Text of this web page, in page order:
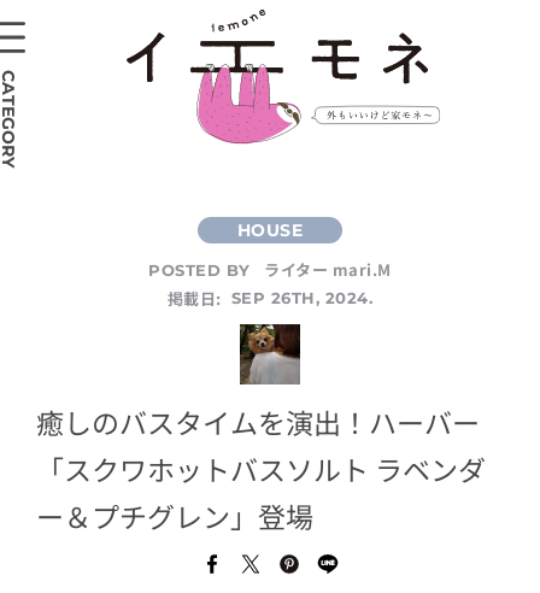
POSTED BY
ライター mari.M
掲載日:
SEP 26TH, 2024.
癒しのバスタイムを演出！ハーバー
「スクワホットバスソルト ラベンダ
ー＆プチグレン」登場